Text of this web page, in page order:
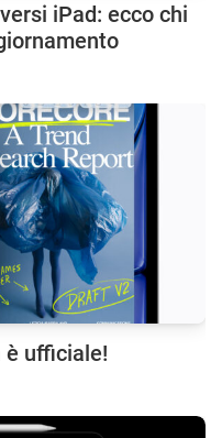
iPad: ecco chi
è ufficiale!